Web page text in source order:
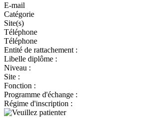
E-mail
Catégorie
Site(s)
Téléphone
Téléphone
Entité de rattachement :
Libelle diplôme :
Niveau :
Site :
Fonction :
Programme d'échange :
Régime d'inscription :